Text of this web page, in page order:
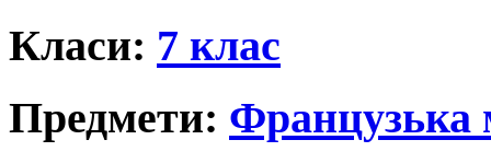
Класи: 7 клас
Предмети: Французька